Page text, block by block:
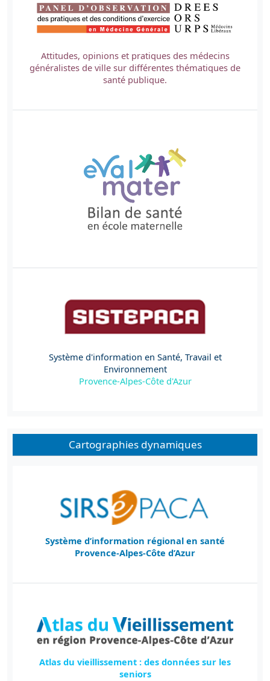
Attitudes, opinions et pratiques des médecins
généralistes de ville sur différentes thématiques de
santé publique.
Système d'information en Santé, Travail et
Environnement
Provence-Alpes-Côte d'Azur
Cartographies dynamiques
Système d’information régional en santé
Provence-Alpes-Côte d’Azur
Atlas du vieillissement : des données sur les
seniors